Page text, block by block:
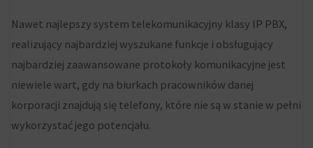
Nawet najlepszy system telekomunikacyjny klasy IP PBX,
realizujący najbardziej wyszukane funkcje i obsługujący
najbardziej zaawansowane protokoły komunikacyjne jest
niewiele wart, gdy na biurkach pracowników danej
korporacji znajdują się telefony, które nie są w stanie w pełni
wykorzystać jego potencjału.
jak
zbiera
dane,
zapoznaj
się